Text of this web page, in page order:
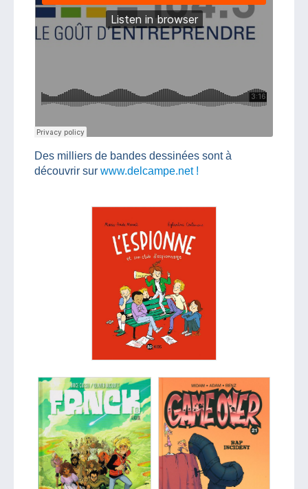
Des milliers de bandes dessinées sont à
découvrir sur www.delcampe.net !